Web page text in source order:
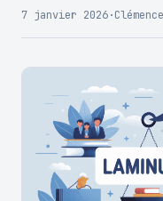
7 janvier 2026·